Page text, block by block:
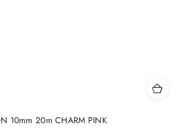
10mm 20m CHARM PINK